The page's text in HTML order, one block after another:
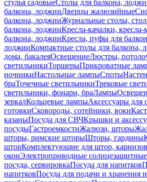
стулья садовыеСтолы для балкона,
балкона, лоджииДверцы жалюзийные
балкона, лоджииЖурнальные столы,
балкона, лоджииКресла-качалки, кресла-
балкона, лоджииКресла, пуфы для
лоджииКомпактные столы для балкона,
дома, бакалеяОсвещениеЛюстры,
светильникиТоршерыПрикроватные
ночникиНастольные лампыСпоты
браТочечные светильникиТрековые
светильники, фонари, браЛампы
зеркалКольцевые лампыАксессуары для
готовкиСковороды, сотейники, воки
казаныПосуда для СВЧКрышки и
посудыГастроемкостиЖалюзи, шторы
шторы, римские шторыШторы, гардины
шторКомплектующие для штор,
оконЭлектроприводные
посуда, сервировкаПосуда для напитков
напитковПосуда для подачи и хранения